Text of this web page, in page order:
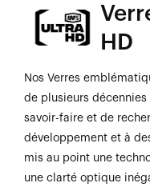
HD
Nos Verres
de plusieurs
savoir-faire et de
développement et à
mis au point une
une clarté optique